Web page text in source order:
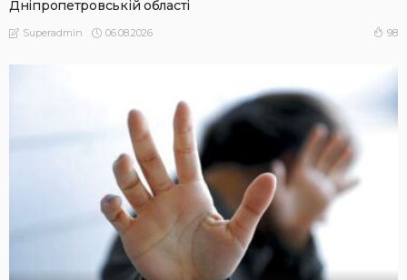
Дніпропетровській області
Superadmin 06.08.2026 98